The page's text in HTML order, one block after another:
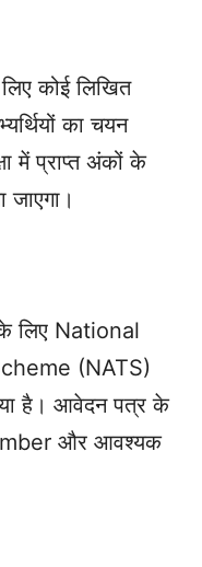
कोई लिखित
का चयन
में प्राप्त अंकों के
जाएगा।
लिए National
(NATS)
गया है। आवेदन पत्र के
और आवश्यक